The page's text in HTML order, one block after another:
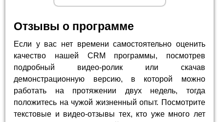
Отзывы о программе
Если у вас нет времени самостоятельно оценить
качество нашей CRM программы, посмотрев
подробный видео-ролик или скачав
демонстрационную версию, в которой можно
работать на протяжении двух недель, тогда
положитесь на чужой жизненный опыт. Посмотрите
текстовые и видео-отзывы тех, кто уже много лет